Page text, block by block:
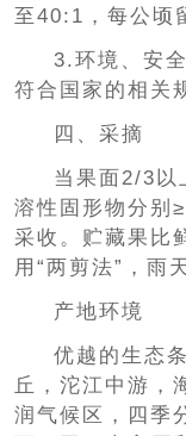
至40:1，每公顷
3.环境、安
符合国家的相关
四、采摘
当果面2/3以
溶性固形物分别
采收。贮藏果比
用“两剪法”，雨
产地环境
优越的生态
丘，沱江中游，
润气候区，四季